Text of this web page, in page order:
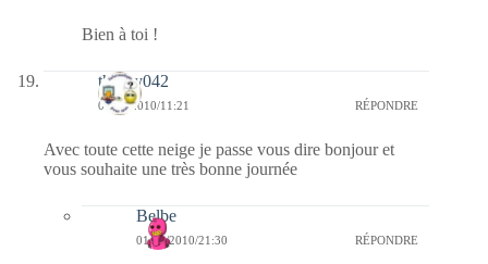
Bien à toi !
thierry042
01/12/2010/11:21 RÉPONDRE
Avec toute cette neige je passe vous dire bonjour et
vous souhaite une très bonne journée
Belbe
01/12/2010/21:30 RÉPONDRE